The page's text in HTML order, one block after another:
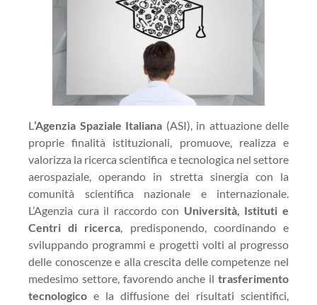
L’Agenzia Spaziale Italiana (ASI), in attuazione delle
proprie finalità istituzionali, promuove, realizza e
valorizza la ricerca scientifica e tecnologica nel settore
aerospaziale, operando in stretta sinergia con la
comunità scientifica nazionale e internazionale.
L’Agenzia cura il raccordo con Università, Istituti e
Centri di ricerca, predisponendo, coordinando e
sviluppando programmi e progetti volti al progresso
delle conoscenze e alla crescita delle competenze nel
medesimo settore, favorendo anche il trasferimento
tecnologico e la diffusione dei risultati scientifici,